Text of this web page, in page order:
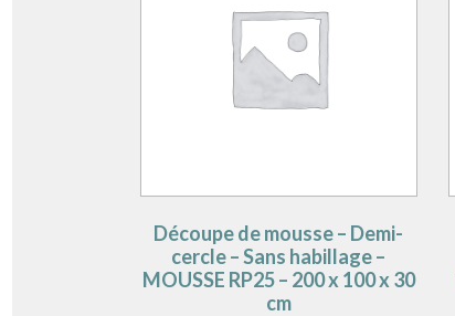
Découpe de mousse – Demi-
cercle – Sans habillage –
MOUSSE RP25 – 200 x 100 x 30
cm